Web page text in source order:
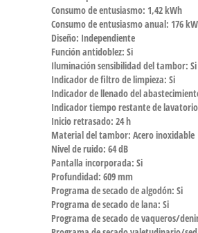
Consumo de entusiasmo: 1,42 kWh
Consumo de entusiasmo anual: 176
Diseño: Independiente
Función antidoblez: Si
Iluminación sensibilidad del tambor: Si
Indicador de filtro de limpieza: Si
Indicador de llenado del
Indicador tiempo restante de
Inicio retrasado: 24 h
Material del tambor: Acero inoxidable
Nivel de ruido: 64 dB
Pantalla incorporada: Si
Profundidad: 609 mm
Programa de secado de algodón: Si
Programa de secado de lana: Si
Programa de secado de vaqueros/